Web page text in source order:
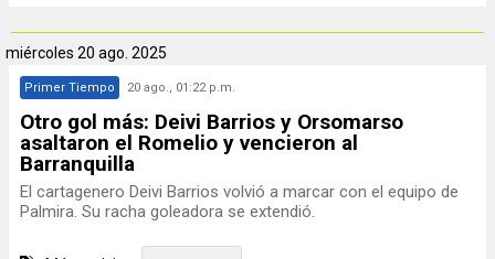
miércoles 20 ago. 2025
Primer Tiempo 20 ago., 01:22 p.m.
Otro gol más: Deivi Barrios y Orsomarso
asaltaron el Romelio y vencieron al
Barranquilla
El cartagenero Deivi Barrios volvió a marcar con el equipo de
Palmira. Su racha goleadora se extendió.